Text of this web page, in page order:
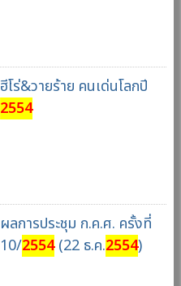
ฮีโร่&วายร้าย คนเด่นโลกปี
2554
ผลการประชุม ก.ค.ศ. ครั้งที่
10/2554(22 ธ.ค.2554)